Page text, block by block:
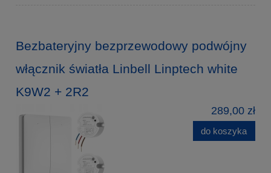
Bezbateryjny bezprzewodowy podwójny
włącznik światła Linbell Linptech white
K9W2 + 2R2
289,00 zł
do koszyka